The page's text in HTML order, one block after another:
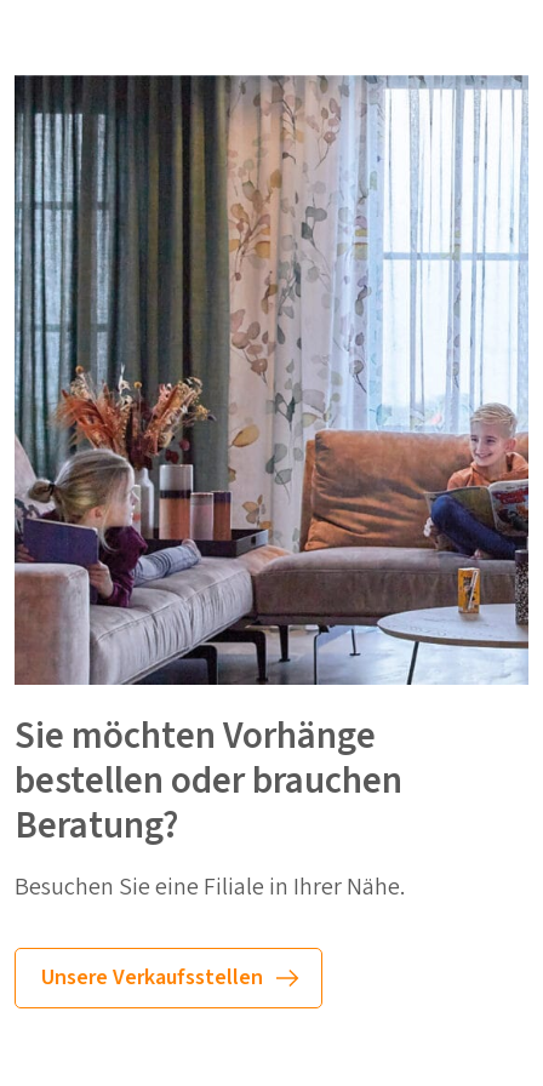
Sie möchten Vorhänge
bestellen oder brauchen
Beratung?
Besuchen Sie eine Filiale in Ihrer Nähe.
Unsere Verkaufsstellen